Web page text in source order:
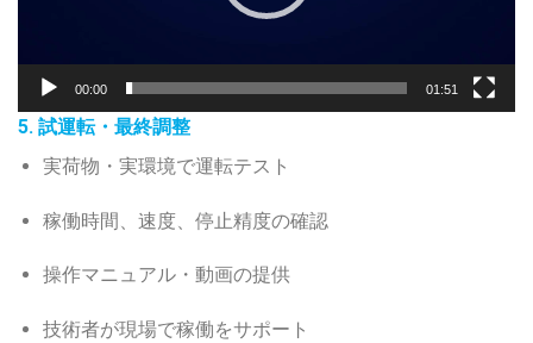
00:00 01:51
5. 試運転・最終調整
実荷物・実環境で運転テスト
稼働時間、速度、停止精度の確認
操作マニュアル・動画の提供
技術者が現場で稼働をサポート